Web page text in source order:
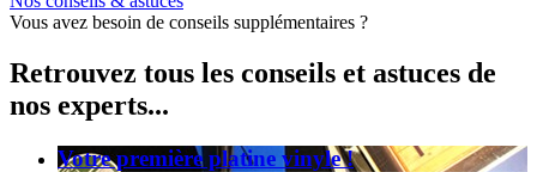
Vous avez besoin de conseils supplémentaires ?
Retrouvez tous les conseils et astuces de
nos experts...
Votre première platine vinyle !